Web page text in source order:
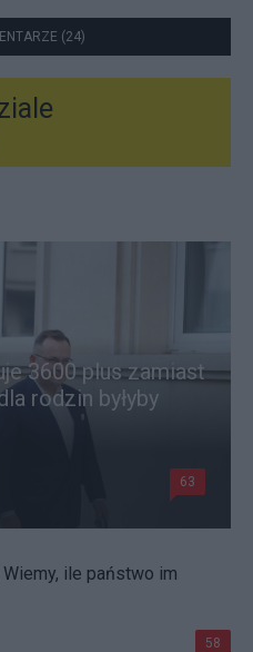
(24)
3600 plus zamiast
rodzin byłyby
63
ile państwo im
58